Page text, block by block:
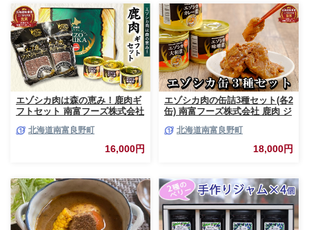
エゾシカ肉は森の恵み！鹿肉ギ
フトセット 南富フーズ株式会社
北海道 南富良野町 エゾシカ 缶
詰 セット 詰合せ 贈り物 ギフト
北海道南富良野町
16,000円
エゾシカ肉の缶詰3種セット(各2
缶) 南富フーズ株式会社 鹿肉 ジ
南富良野町 エゾシカ 缶詰 セッ
ト 詰合せ 肉の加工品 おかず お
北海道南富良野町
18,000円